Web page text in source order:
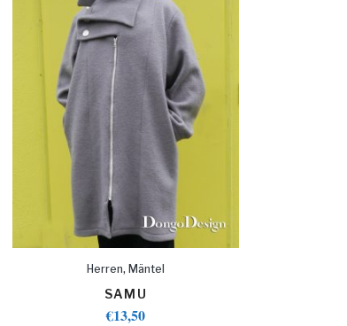
Herren, Mäntel
SAMU
€13,50